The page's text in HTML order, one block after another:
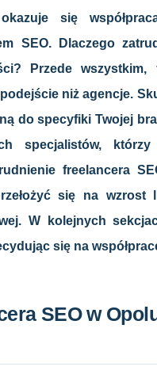
okazuje się
SEO. Dlaczego
Przede
niż agencje.
do specyfiki Twojej
specjalistów,
freelancera
się na wzrost
W kolejnych
się na
SEO w